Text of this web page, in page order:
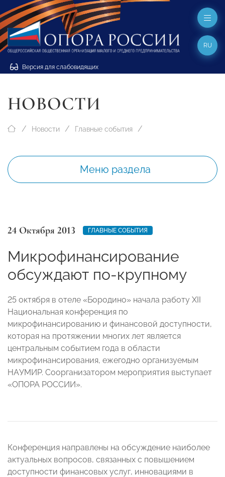
Версия для слабовидящих
RU
НОВОСТИ
Новости Главные события
Меню раздела
24 Октября 2013 ГЛАВНЫЕ СОБЫТИЯ
Микрофинансирование
обсуждают по-крупному
25 октября в отеле «Бородино» начала работу XII
Национальная конференция по
микрофинансированию и финансовой доступности,
которая на протяжении многих лет является
центральным событием года в области
микрофинансирования, ежегодно организуемым
НАУМИР. Соорганизатором мероприятия выступает
«ОПОРА РОССИИ».
Конференция направлены на обсуждение наиболее
актуальных вопросов, связанных с повышением
доступности финансовых услуг, инновациями в